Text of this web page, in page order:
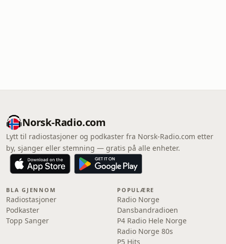
Norsk-Radio.com
Lytt til radiostasjoner og podkaster fra Norsk-Radio.com etter
by, sjanger eller stemning — gratis på alle enheter.
BLA GJENNOM
Radiostasjoner
Podkaster
Topp Sanger
POPULÆRE
Radio Norge
Dansbandradioen
P4 Radio Hele Norge
Radio Norge 80s
P5 Hits